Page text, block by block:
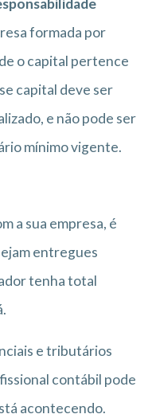
formada por
o capital pertence
capital deve ser
e não pode ser
mínimo vigente.
a sua empresa, é
entregues
tenha total
e tributários
contábil pode
acontecendo.